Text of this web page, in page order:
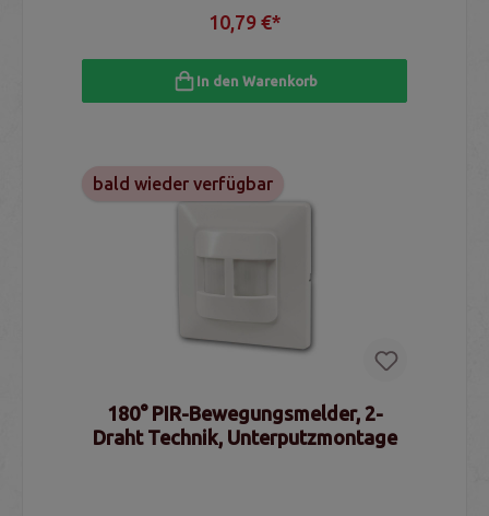
10,79 €*
In den Warenkorb
bald wieder verfügbar
180° PIR-Bewegungsmelder, 2-
Draht Technik, Unterputzmontage